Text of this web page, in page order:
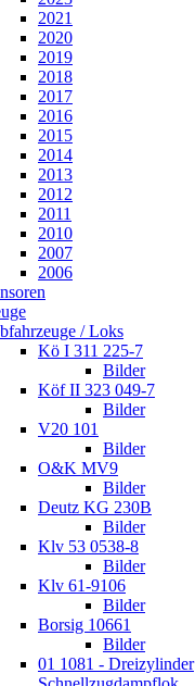
2021
2020
2019
2018
2017
2016
2015
2014
2013
2012
2011
2010
2007
2006
/ Loks
Kö I 311 225-7
Bilder
Köf II 323 049-7
Bilder
V20 101
Bilder
O&K MV9
Bilder
Deutz KG 230B
Bilder
Klv 53 0538-8
Bilder
Klv 61-9106
Bilder
Borsig 10661
Bilder
01 1081 - Dreizylinder